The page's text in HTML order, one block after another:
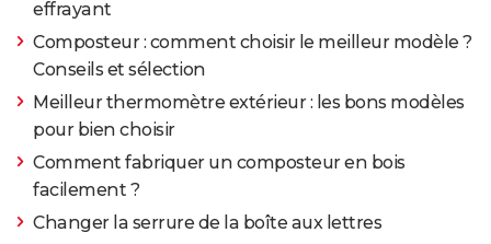
effrayant
Composteur : comment choisir le meilleur modèle ?
Conseils et sélection
Meilleur thermomètre extérieur : les bons modèles
pour bien choisir
Comment fabriquer un composteur en bois
facilement ?
Changer la serrure de la boîte aux lettres